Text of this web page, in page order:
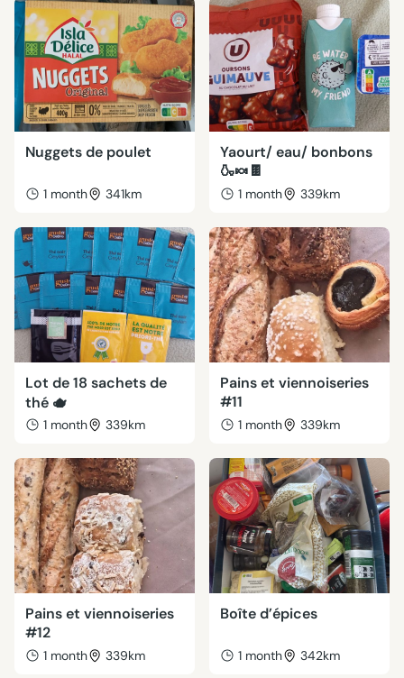
Nuggets de poulet
1 month 341km
Yaourt/ eau/ bonbons
🍶🍬🍫
1 month 339km
Lot de 18 sachets de
thé 🫖
1 month 339km
Pains et viennoiseries
#11
1 month 339km
Pains et viennoiseries
#12
1 month 339km
Boîte d’épices
1 month 342km